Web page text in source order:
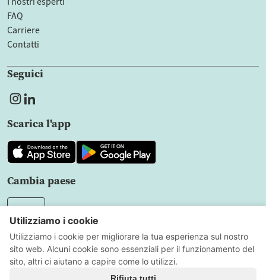
FAQ
Carriere
Contatti
Seguici
Scarica l'app
Cambia paese
Informativa sulla privacy Condizioni d'uso